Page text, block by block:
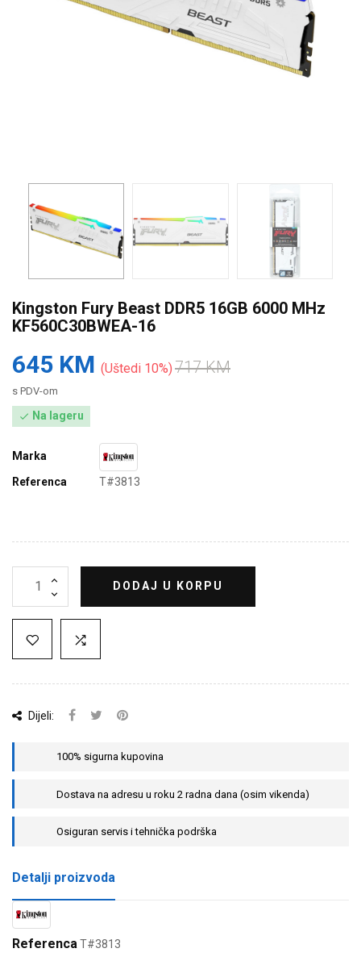
Kingston Fury Beast DDR5 16GB 6000 MHz
KF560C30BWEA-16
645 KM Uštedi 10% 717 KM
s PDV-om
 Na lageru
Marka
Referenca
T#3813
DODAJ U KORPU
Dijeli:
100% sigurna kupovina
Dostava na adresu u roku 2 radna dana (osim vikenda)
Osiguran servis i tehnička podrška
Detalji proizvoda
Referenca T#3813